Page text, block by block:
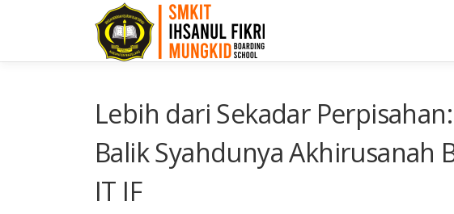
Lebih dari Sekadar
Balik Syahdunya Akhirusanah
IT IF